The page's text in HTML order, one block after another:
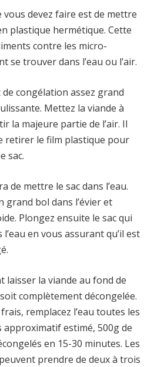
vous devez faire est de mettre
plastique hermétique. Cette
contre les micro-
se trouver dans l’eau ou l’air.
congélation assez grand
Mettez la viande à
la majeure partie de l’air. Il
retirer le film plastique pour
sac.
de mettre le sac dans l’eau.
grand bol dans l’évier et
Plongez ensuite le sac qui
en vous assurant qu’il est
laisser la viande au fond de
soit complètement décongelée.
remplacez l’eau toutes les
estimé, 500g de
en 15-30 minutes. Les
prendre de deux à trois